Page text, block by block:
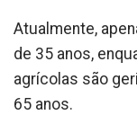
Atualmente,
de 35 anos,
agrícolas são
65 anos.